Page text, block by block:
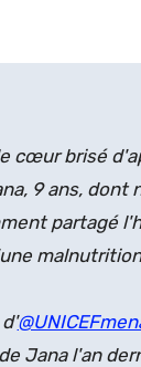
cœur brisé
9 ans, dont
partagé
Jana l'an